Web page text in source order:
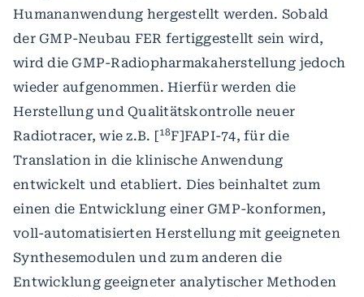
Humananwendung hergestellt werden. Sobald
der GMP-Neubau FER fertiggestellt sein wird,
wird die GMP-Radiopharmakaherstellung jedoch
wieder aufgenommen. Hierfür werden die
Herstellung und Qualitätskontrolle neuer
Radiotracer, wie z.B. [18F]FAPI-74, für die
Translation in die klinische Anwendung
entwickelt und etabliert. Dies beinhaltet zum
einen die Entwicklung einer GMP-konformen,
voll-automatisierten Herstellung mit geeigneten
Synthesemodulen und zum anderen die
Entwicklung geeigneter analytischer Methoden